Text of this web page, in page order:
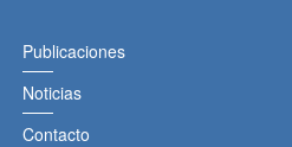
Publicaciones
Noticias
Contacto